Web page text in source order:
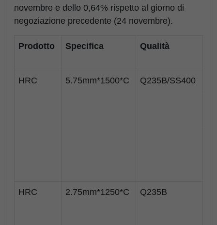
novembre e dello 0,64% rispetto al giorno di
negoziazione precedente (24 novembre).
Prodotto Specifica Qualità
HRC 5.75mm*1500*C Q235B/SS400
HRC 2.75mm*1250*C Q235B